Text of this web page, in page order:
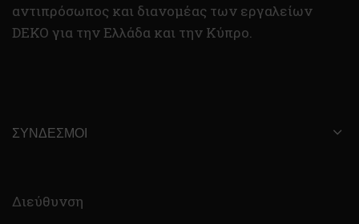
αντιπρόσωπος και διανομέας των εργαλείων
DEKO για την Ελλάδα και την Κύπρο.
ΣΎΝΔΕΣΜΟΙ
Διεύθυνση